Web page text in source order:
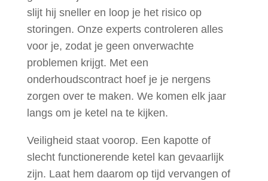
slijt hij sneller en loop je het risico op
storingen. Onze experts controleren alles
voor je, zodat je geen onverwachte
problemen krijgt. Met een
onderhoudscontract hoef je je nergens
zorgen over te maken. We komen elk jaar
langs om je ketel na te kijken.
Veiligheid staat voorop. Een kapotte of
slecht functionerende ketel kan gevaarlijk
zijn. Laat hem daarom op tijd vervangen of